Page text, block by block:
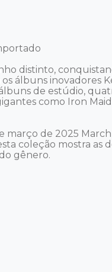
distinto,
álbuns inovadores
de estúdio,
como Iron
março de 2025
coleção mostra as
gênero.